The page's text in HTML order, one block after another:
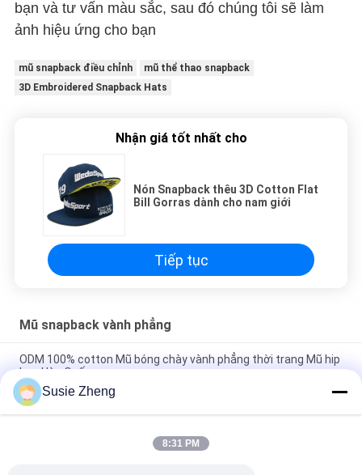
bạn và tư vấn màu sắc, sau đó chúng tôi sẽ làm
ảnh hiệu ứng cho bạn
mũ snapback điều chỉnh
mũ thể thao snapback
3D Embroidered Snapback Hats
Nhận giá tốt nhất cho
Nón Snapback thêu 3D Cotton Flat
Bill Gorras dành cho nam giới
Tiếp tục
Mũ snapback vành phẳng
ODM 100% cotton Mũ bóng chày vành phẳng thời trang Mũ hip
hop Hàn Quốc
Nón Snapback thêu 3D Cotton Flat Bill Gorras dành cho nam
giới
Customized Design black embroidery national flag special
Susie Zheng
8:31 PM